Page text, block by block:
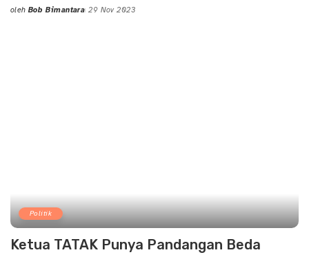
Posted
oleh Bob Bimantara 29 Nov 2023
Politik
Ketua TATAK Punya Pandangan Beda